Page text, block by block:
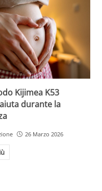
Kijimea K53
durante la
26 Marzo 2026